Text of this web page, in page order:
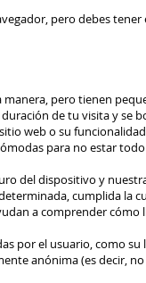
pero debes
pero tienen
de tu visita y se
web o su
para no estar
del dispositivo y
cumplida la
a comprender
por el usuario, como
anónima (es decir,